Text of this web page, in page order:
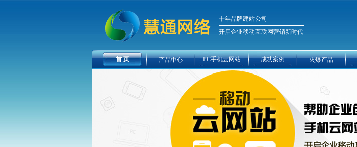
十年品牌建站公司
开启企业移动互联网营销新时代
首 页 产品中心 PC手机云网站 成功案例 火爆产品